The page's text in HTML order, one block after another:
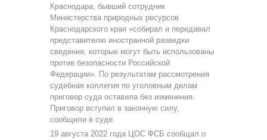
Краснодара, бывший сотрудник
Министерства природных ресурсов
Краснодарского края «собирал и передавал
представителю иностранной разведки
сведения, которые могут быть использованы
против безопасности Российской
Федерации». По результатам рассмотрения
судебная коллегия по уголовным делам
приговор суда оставила без изменения.
Приговор вступил в законную силу,
сообщили в суде.
19 августа 2022 года ЦОС ФСБ сообщал о